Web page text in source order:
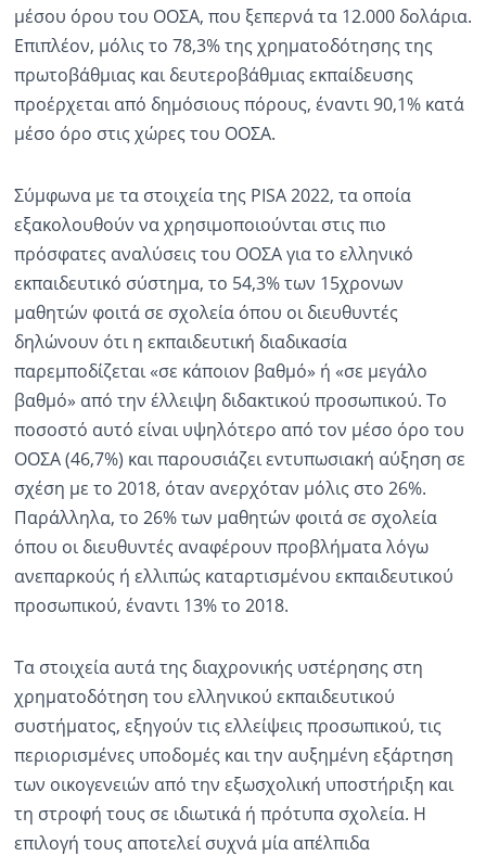
μέσου όρου του ΟΟΣΑ, που ξεπερνά τα 12.000 δολάρια.
Επιπλέον, μόλις το 78,3% της χρηματοδότησης της
πρωτοβάθμιας και δευτεροβάθμιας εκπαίδευσης
προέρχεται από δημόσιους πόρους, έναντι 90,1% κατά
μέσο όρο στις χώρες του ΟΟΣΑ.
Σύμφωνα με τα στοιχεία της PISA 2022, τα οποία
εξακολουθούν να χρησιμοποιούνται στις πιο
πρόσφατες αναλύσεις του ΟΟΣΑ για το ελληνικό
εκπαιδευτικό σύστημα, το 54,3% των 15χρονων
μαθητών φοιτά σε σχολεία όπου οι διευθυντές
δηλώνουν ότι η εκπαιδευτική διαδικασία
παρεμποδίζεται «σε κάποιον βαθμό» ή «σε μεγάλο
βαθμό» από την έλλειψη διδακτικού προσωπικού. Το
ποσοστό αυτό είναι υψηλότερο από τον μέσο όρο του
ΟΟΣΑ (46,7%) και παρουσιάζει εντυπωσιακή αύξηση σε
σχέση με το 2018, όταν ανερχόταν μόλις στο 26%.
Παράλληλα, το 26% των μαθητών φοιτά σε σχολεία
όπου οι διευθυντές αναφέρουν προβλήματα λόγω
ανεπαρκούς ή ελλιπώς καταρτισμένου εκπαιδευτικού
προσωπικού, έναντι 13% το 2018.
Τα στοιχεία αυτά της διαχρονικής υστέρησης στη
χρηματοδότηση του ελληνικού εκπαιδευτικού
συστήματος, εξηγούν τις ελλείψεις προσωπικού, τις
περιορισμένες υποδομές και την αυξημένη εξάρτηση
των οικογενειών από την εξωσχολική υποστήριξη και
τη στροφή τους σε ιδιωτικά ή πρότυπα σχολεία. Η
επιλογή τους αποτελεί συχνά μία απέλπιδα